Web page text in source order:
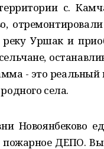
с.
реку Уршак и
- это
села.
Новоянбеково
ДЕПО.